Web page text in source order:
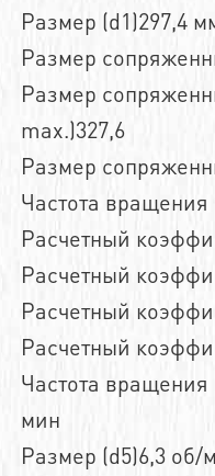
Размер (d1)297,4
Размер
Размер
max.)327,6
Размер
Частота
Расчетный
Расчетный
Расчетный
Расчетный
Частота
мин
Размер (d5)6,3 об/